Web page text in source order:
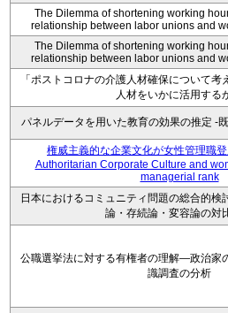
The Dilemma of shortening working
relationship between labor unions and
The Dilemma of shortening working
relationship between labor unions and
「ポストコロナの介護人材確保について
人材をいかに活用する
パネルデータを用いた教育の効果の推定 -
権威主義的な企業文化が女性管理職
Authoritarian Corporate Culture and
managerial rank
日本におけるコミュニティ問題の総合的検
論・存続論・変容論の対
公職選挙法に対する有権者の理解―政治家
識調査の分析